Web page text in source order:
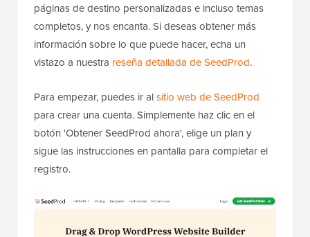
páginas de destino personalizadas e incluso temas
completos, y nos encanta. Si deseas obtener más
información sobre lo que puede hacer, echa un
vistazo a nuestra reseña detallada de SeedProd.
Para empezar, puedes ir alsitio web de SeedProd
para crear una cuenta. Simplemente haz clic en el
botón 'Obtener SeedProd ahora', elige un plan y
sigue las instrucciones en pantalla para completar el
registro.